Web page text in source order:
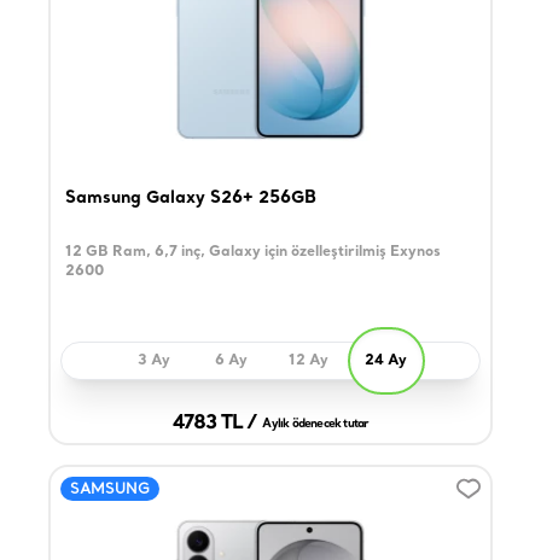
Samsung Galaxy S26+ 256GB
12 GB Ram, 6,7 inç, Galaxy için özelleştirilmiş Exynos
2600
3 Ay 6 Ay 12 Ay 24 Ay
4783 TL / Aylık ödenecek tutar
SAMSUNG